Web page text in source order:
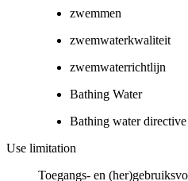
zwemmen
zwemwaterkwaliteit
zwemwaterrichtlijn
Bathing Water
Bathing water directive
Use limitation
Toegangs- en